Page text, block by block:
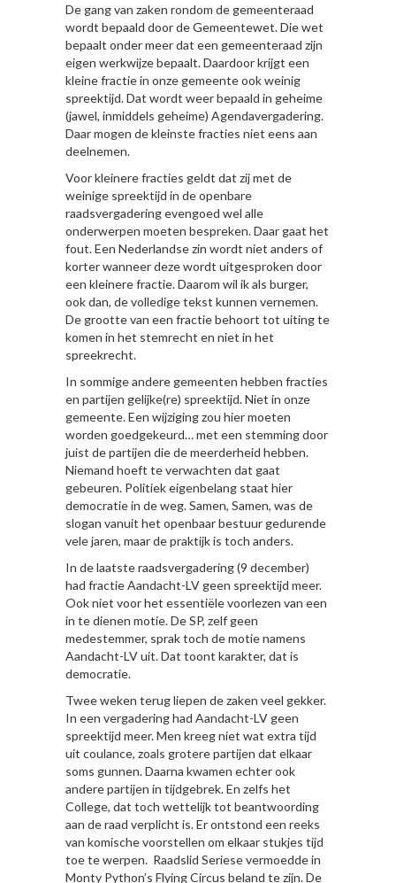
De gang van zaken rondom de gemeenteraad
wordt bepaald door de Gemeentewet. Die wet
bepaalt onder meer dat een gemeenteraad zijn
eigen werkwijze bepaalt. Daardoor krijgt een
kleine fractie in onze gemeente ook weinig
spreektijd. Dat wordt weer bepaald in geheime
(jawel, inmiddels geheime) Agendavergadering.
Daar mogen de kleinste fracties niet eens aan
deelnemen.
Voor kleinere fracties geldt dat zij met de
weinige spreektijd in de openbare
raadsvergadering evengoed wel alle
onderwerpen moeten bespreken. Daar gaat het
fout. Een Nederlandse zin wordt niet anders of
korter wanneer deze wordt uitgesproken door
een kleinere fractie. Daarom wil ik als burger,
ook dan, de volledige tekst kunnen vernemen.
De grootte van een fractie behoort tot uiting te
komen in het stemrecht en niet in het
spreekrecht.
In sommige andere gemeenten hebben fracties
en partijen gelijke(re) spreektijd. Niet in onze
gemeente. Een wijziging zou hier moeten
worden goedgekeurd… met een stemming door
juist de partijen die de meerderheid hebben.
Niemand hoeft te verwachten dat gaat
gebeuren. Politiek eigenbelang staat hier
democratie in de weg. Samen, Samen, was de
slogan vanuit het openbaar bestuur gedurende
vele jaren, maar de praktijk is toch anders.
In de laatste raadsvergadering (9 december)
had fractie Aandacht-LV geen spreektijd meer.
Ook niet voor het essentiële voorlezen van een
in te dienen motie. De SP, zelf geen
medestemmer, sprak toch de motie namens
Aandacht-LV uit. Dat toont karakter, dat is
democratie.
Twee weken terug liepen de zaken veel gekker.
In een vergadering had Aandacht-LV geen
spreektijd meer. Men kreeg niet wat extra tijd
uit coulance, zoals grotere partijen dat elkaar
soms gunnen. Daarna kwamen echter ook
andere partijen in tijdgebrek. En zelfs het
College, dat toch wettelijk tot beantwoording
aan de raad verplicht is. Er ontstond een reeks
van komische voorstellen om elkaar stukjes tijd
toe te werpen. Raadslid Seriese vermoedde in
Monty Python’s Flying Circus beland te zijn. De